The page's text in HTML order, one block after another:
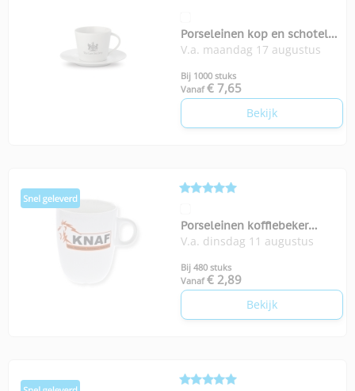
Porseleinen kop en schotel
Milano
V.a. maandag 17 augustus
Bij 1000 stuks
Vanaf € 7,65
Bekijk
Porseleinen koffiebeker
Emanuel
V.a. dinsdag 11 augustus
Bij 480 stuks
Vanaf € 2,89
Bekijk